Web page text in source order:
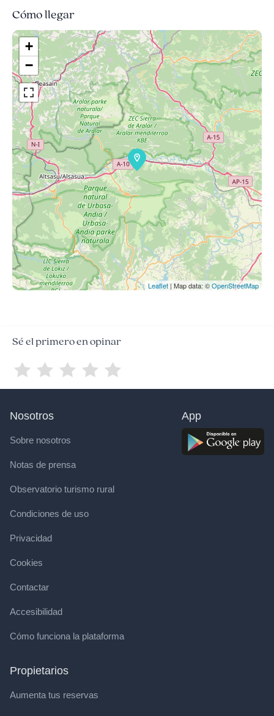
Cómo llegar
+
−
Leaflet | Map data: ©OpenStreetMap
Sé el primero en opinar
Nosotros
Sobre nosotros
Notas de prensa
Observatorio turismo rural
Condiciones de uso
Privacidad
Cookies
Contactar
Accesibilidad
Cómo funciona la plataforma
Propietarios
Aumenta tus reservas
App